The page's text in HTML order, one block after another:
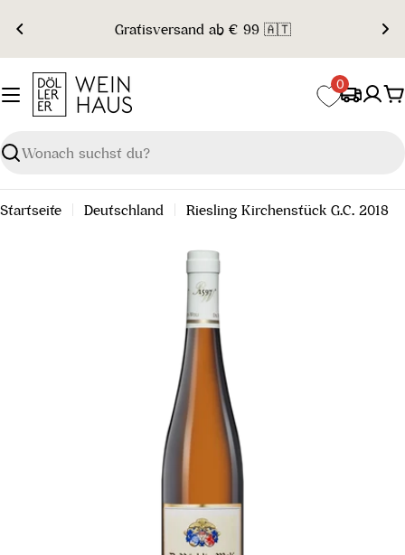
Inhalt
springen
Gratisversand ab € 99 🇦🇹
Suchen
0
Startseite Deutschland Riesling Kirchenstück G.C. 2018